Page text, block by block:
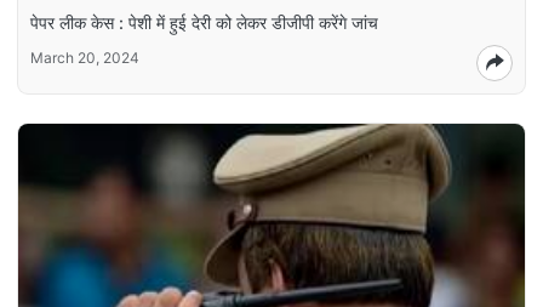
पेपर लीक केस : पेशी में हुई देरी को लेकर डीजीपी करेंगे जांच
March 20, 2024